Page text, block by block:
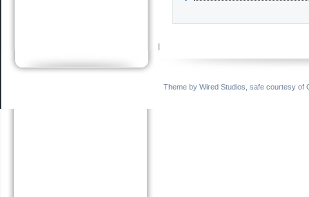
|
Theme by Wired Studios safecourtesy of